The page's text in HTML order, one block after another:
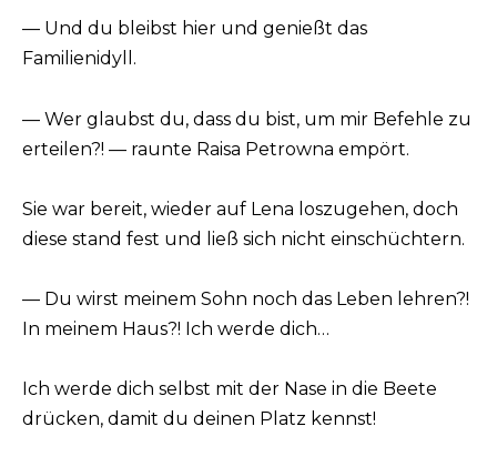
— Und du bleibst hier und genießt das
Familienidyll.
— Wer glaubst du, dass du bist, um mir Befehle zu
erteilen?! — raunte Raisa Petrowna empört.
Sie war bereit, wieder auf Lena loszugehen, doch
diese stand fest und ließ sich nicht einschüchtern.
— Du wirst meinem Sohn noch das Leben lehren?!
In meinem Haus?! Ich werde dich…
Ich werde dich selbst mit der Nase in die Beete
drücken, damit du deinen Platz kennst!